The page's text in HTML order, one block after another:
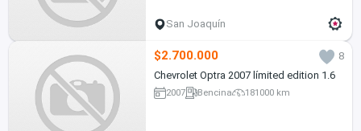
San Joaquín
$2.700.000
8
Chevrolet Optra 2007 límited edition 1.6
2007 Bencina 181000 km